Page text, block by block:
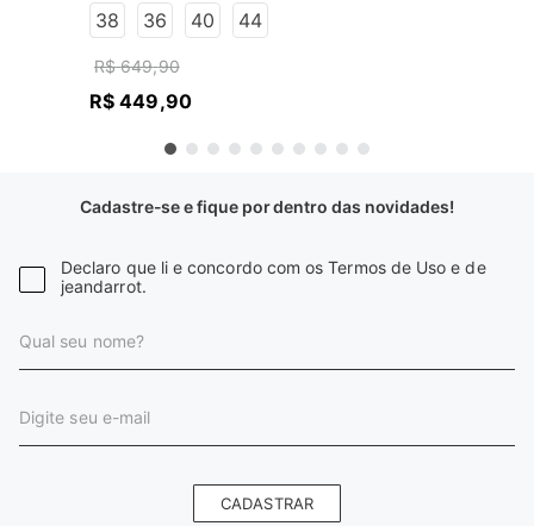
38 36 40 44
R$ 649,90
R$ 449,90
Cadastre-se e fique por dentro das novidades!
Declaro que li e concordo com os Termos de Uso e de
jeandarrot.
CADASTRAR